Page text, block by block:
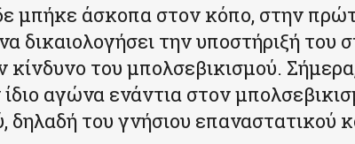
μπήκε άσκοπα στον κόπο, στην
δικαιολογήσει την υποστήριξή του
κίνδυνο του μπολσεβικισμού.
ίδιο αγώνα ενάντια στον
δηλαδή του γνήσιου επαναστατικού